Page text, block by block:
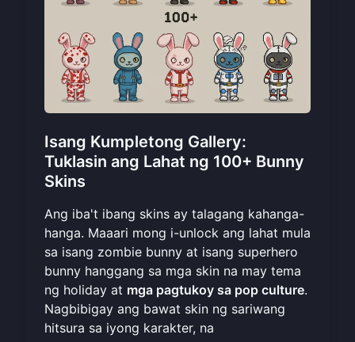
Isang Kumpletong Gallery:
Tuklasin ang Lahat ng 100+ Bunny
Skins
Ang iba't ibang skins ay talagang kahanga-
hanga. Maaari mong i-unlock ang lahat mula
sa isang zombie bunny at isang superhero
bunny hanggang sa mga skin na may tema
ng holiday at mga pagtukoy sa pop culture.
Nagbibigay ang bawat skin ng sariwang
hitsura sa iyong karakter, na